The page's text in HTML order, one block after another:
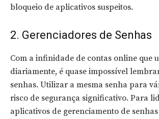
bloqueio de aplicativos suspeitos.
2. Gerenciadores de Senhas
Com a infinidade de contas online que
diariamente, é quase impossível
senhas. Utilizar a mesma senha para
risco de segurança significativo. Para
aplicativos de gerenciamento de